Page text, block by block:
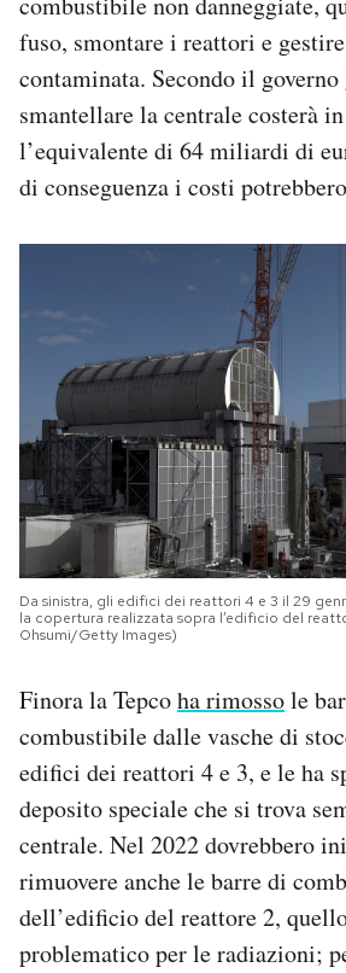
fuso, smontare i reattori e
contaminata. Secondo il governo
smantellare la centrale costerà
l’equivalente di 64 miliardi di
di conseguenza i costi
Da sinistra, gli edifici dei reattori 4 e 3 il 29
la copertura realizzata sopra l’edificio del
Ohsumi/Getty Images)
Finora la Tepcoha rimossole
combustibile dalle vasche di
edifici dei reattori 4 e 3, e le ha
deposito speciale che si trova
centrale. Nel 2022 dovrebbero
rimuovere anche le barre di
dell’edificio del reattore 2,
problematico per le radiazioni;